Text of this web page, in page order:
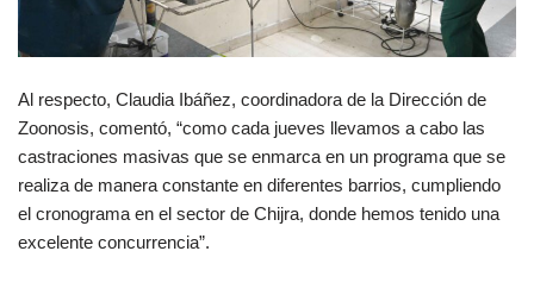
Al respecto, Claudia Ibáñez, coordinadora de la Dirección de
Zoonosis, comentó, “como cada jueves llevamos a cabo las
castraciones masivas que se enmarca en un programa que se
realiza de manera constante en diferentes barrios, cumpliendo
el cronograma en el sector de Chijra, donde hemos tenido una
excelente concurrencia”.